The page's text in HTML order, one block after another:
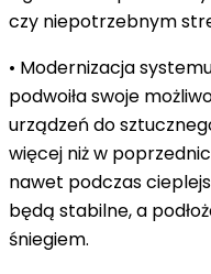
czy niepotrzebnym
• Modernizacja
podwoiła swoje
urządzeń do
więcej niż w
nawet podczas
będą stabilne, a
śniegiem.